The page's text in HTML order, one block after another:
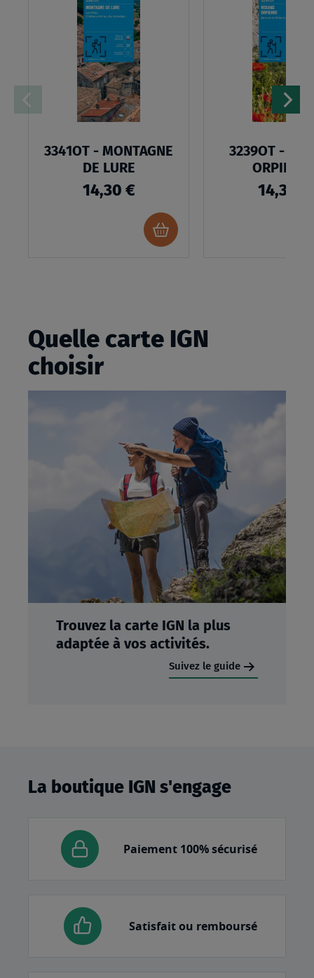
3341OT - MONTAGNE
DE LURE
14,30 €
Ajouter
au
3239OT -
14,30 €
Quelle carte IGN
choisir
Trouvez la carte IGN la plus
adaptée à vos activités.
Suivez le guide
La boutique IGN s'engage
Paiement 100% sécurisé
Satisfait ou remboursé